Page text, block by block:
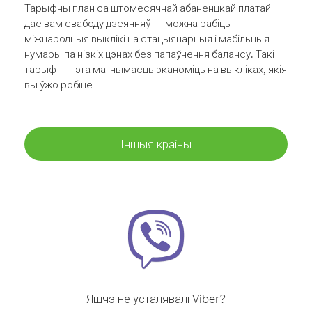
Тарыфны план са штомесячнай абаненцкай платай
дае вам свабоду дзеянняў — можна рабіць
міжнародныя выклікі на стацыянарныя і мабільныя
нумары па нізкіх цэнах без папаўнення балансу. Такі
тарыф — гэта магчымасць эканоміць на выкліках, якія
вы ўжо робіце
Іншыя краіны
Яшчэ не ўсталявалі Viber?